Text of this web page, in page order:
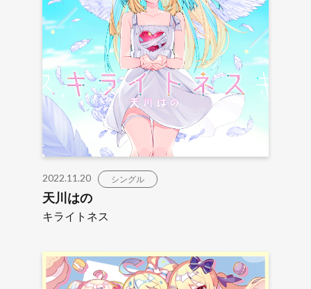
2022.11.20 シングル
天川はの
キライトネス